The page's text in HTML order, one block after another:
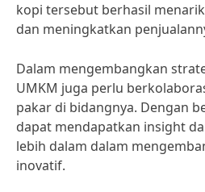
kopi tersebut berhasil
dan meningkatkan
Dalam mengembangkan
UMKM juga perlu
pakar di bidangnya. Dengan
dapat mendapatkan insight
lebih dalam dalam
inovatif.